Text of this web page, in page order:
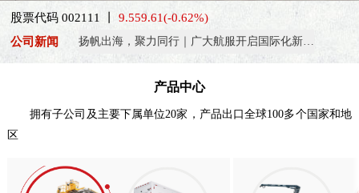
股票代码 002111 丨9.559.61(-0.62%)
公司新闻
扬帆出海，聚力同行｜广大航服开启国际化新征程
热烈庆祝中国共产党成立105周年！
产品中心
拥有子公司及主要下属单位20家，产品出口全球100多个国家和地
区